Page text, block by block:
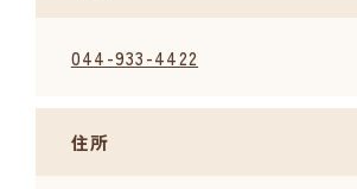
044-933-4422
住所